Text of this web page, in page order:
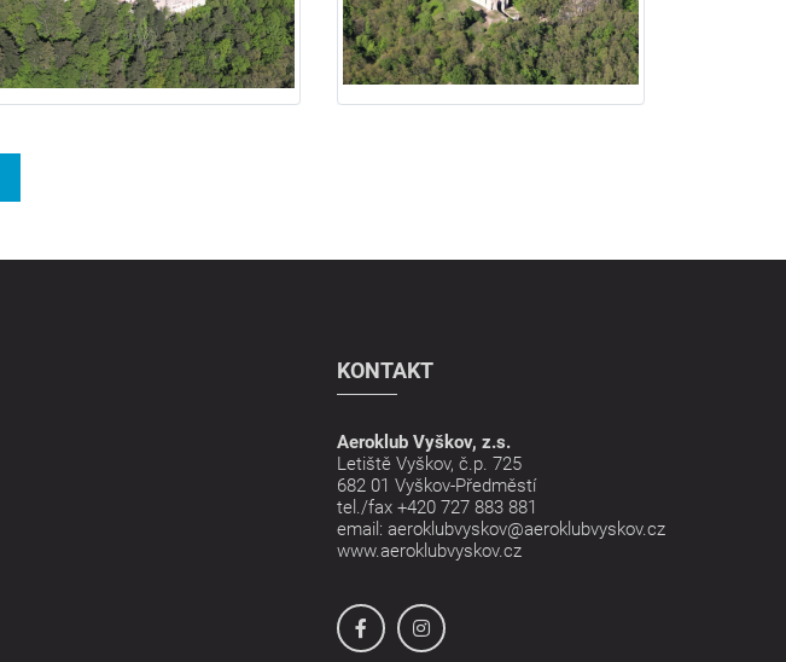
KONTAKT
Aeroklub Vyškov, z.s.
Letiště Vyškov, č.p. 725
682 01 Vyškov-Předměstí
tel./fax +420 727 883 881
email: aeroklubvyskov@aeroklubvyskov.cz
www.aeroklubvyskov.cz